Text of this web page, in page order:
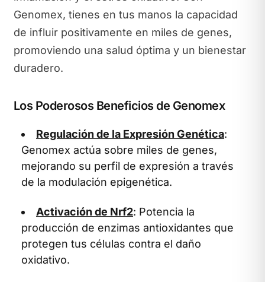
Genomex, tienes en tus manos la capacidad
de influir positivamente en miles de genes,
promoviendo una salud óptima y un bienestar
duradero.
Los Poderosos Beneficios de Genomex
Regulación de la Expresión Genética:
Genomex actúa sobre miles de genes,
mejorando su perfil de expresión a través
de la modulación epigenética.
Activación de Nrf2: Potencia la
producción de enzimas antioxidantes que
protegen tus células contra el daño
oxidativo.